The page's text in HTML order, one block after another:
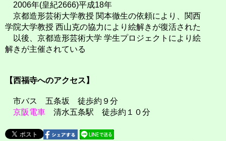
2006年(皇紀2666)平成18年
京都造形芸術大学教授 関本徹生の依頼により、関西
学院大学教授 西山克の協力により絵解きが復活された
以後、京都造形芸術大学 学生プロジェクトにより絵
解きが主催されている
【西福寺へのアクセス】
市バス 五条坂 徒歩約９分
京阪電車 清水五条駅 徒歩約１０分